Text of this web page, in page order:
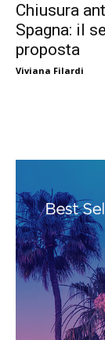
Chiusura
Spagna: il
proposta
Viviana Filardi